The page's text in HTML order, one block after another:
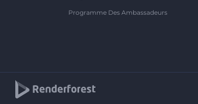
Programme Des Ambassadeurs